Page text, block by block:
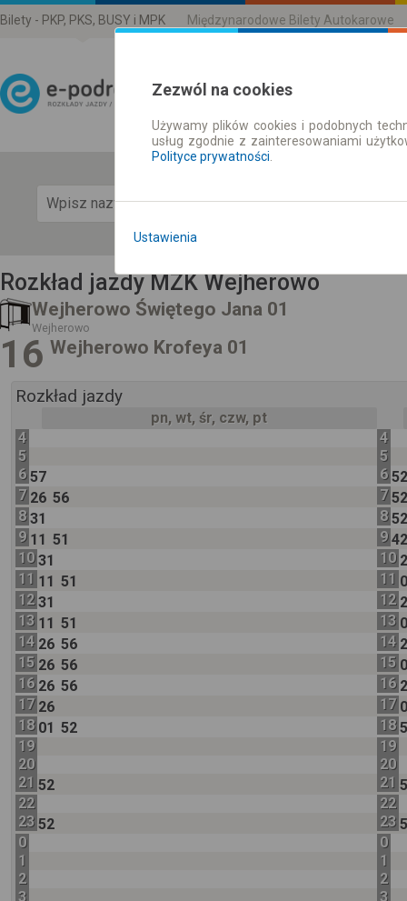
Bilety - PKP, PKS, BUSY i MPK Międzynarodowe Bilety Autokarowe
Rozkład Jazdy | Bilety
Rozkład jazdy MZK Wejherowo
Wejherowo Świętego Jana 01
Wejherowo
16 Wejherowo Krofeya 01
Rozkład jazdy
pn, wt, śr, czw, pt
4
5
6 57
7 26 56
8 31
9 11 51
10 31
11 11 51
12 31
13 11 51
14 26 56
15 26 56
16 26 56
17 26
18 01 52
19
20
21 52
22
23 52
0
1
2
3
4
5
6
7
8
9
10
11
12
13
14
15
16
17
18
19
20
21
22
23
0
1
2
3
Zezwól na cookies
Używamy plików cookies i podobnych
usług zgodnie z zainteresowaniami
Polityce prywatności
Ustawienia